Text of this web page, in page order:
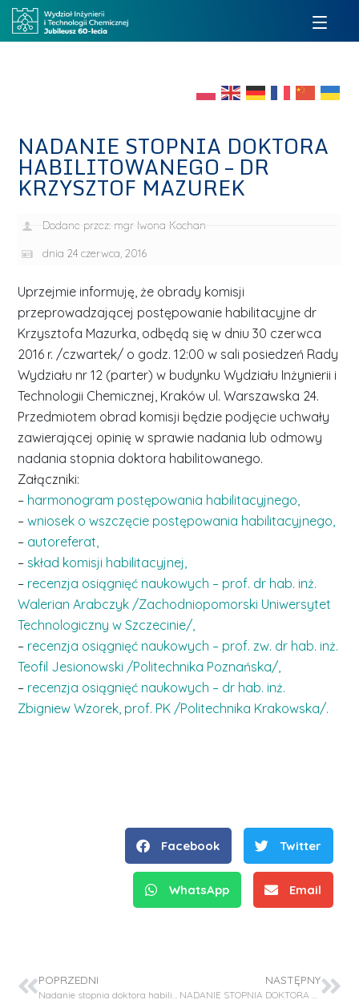
NADANIE STOPNIA DOKTORA
HABILITOWANEGO – DR
KRZYSZTOF MAZUREK
Dodane przez: mgr Iwona Kochan
dnia 24 czerwca, 2016
Uprzejmie informuję, że obrady komisji
przeprowadzającej postępowanie habilitacyjne dr
Krzysztofa Mazurka, odbędą się w dniu 30 czerwca
2016 r. /czwartek/ o godz. 12:00 w sali posiedzeń Rady
Wydziału nr 12 (parter) w budynku Wydziału Inżynierii i
Technologii Chemicznej, Kraków ul. Warszawska 24.
Przedmiotem obrad komisji będzie podjęcie uchwały
zawierającej opinię w sprawie nadania lub odmowy
nadania stopnia doktora habilitowanego.
Załączniki:
– harmonogram postępowania habilitacyjnego,
–wniosek o wszczęcie postępowania habilitacyjnego,
– autoreferat,
– skład komisji habilitacyjnej,
– recenzja osiągnięć naukowych – prof. dr hab. inż.
Walerian Arabczyk /Zachodniopomorski Uniwersytet
Technologiczny w Szczecinie/,
– recenzja osiągnięć naukowych – prof. zw. dr hab. inż.
Teofil Jesionowski /Politechnika Poznańska/,
– recenzja osiągnięć naukowych – dr hab. inż.
Zbigniew Wzorek, prof. PK /Politechnika Krakowska/.
Facebook Twitter
WhatsApp Email
POPRZEDNI
Nadanie stopnia doktora habilitowanego – dr inż. Elżbieta Skrzyńska
NASTĘPNY
NADANIE STOPNIA DOKTORA HABILITOWANEGO – DR KRZYSZTOF MAZUREK